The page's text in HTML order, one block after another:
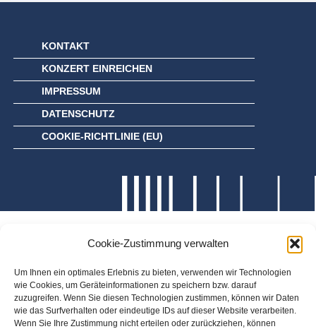
Cookie-Zustimmung verwalten
Um Ihnen ein optimales Erlebnis zu bieten, verwenden wir Technologien
wie Cookies, um Geräteinformationen zu speichern bzw. darauf
zuzugreifen. Wenn Sie diesen Technologien zustimmen, können wir Daten
wie das Surfverhalten oder eindeutige IDs auf dieser Website verarbeiten.
Wenn Sie Ihre Zustimmung nicht erteilen oder zurückziehen, können
KONTAKT
KONZERT EINREICHEN
IMPRESSUM
DATENSCHUTZ
COOKIE-RICHTLINIE (EU)